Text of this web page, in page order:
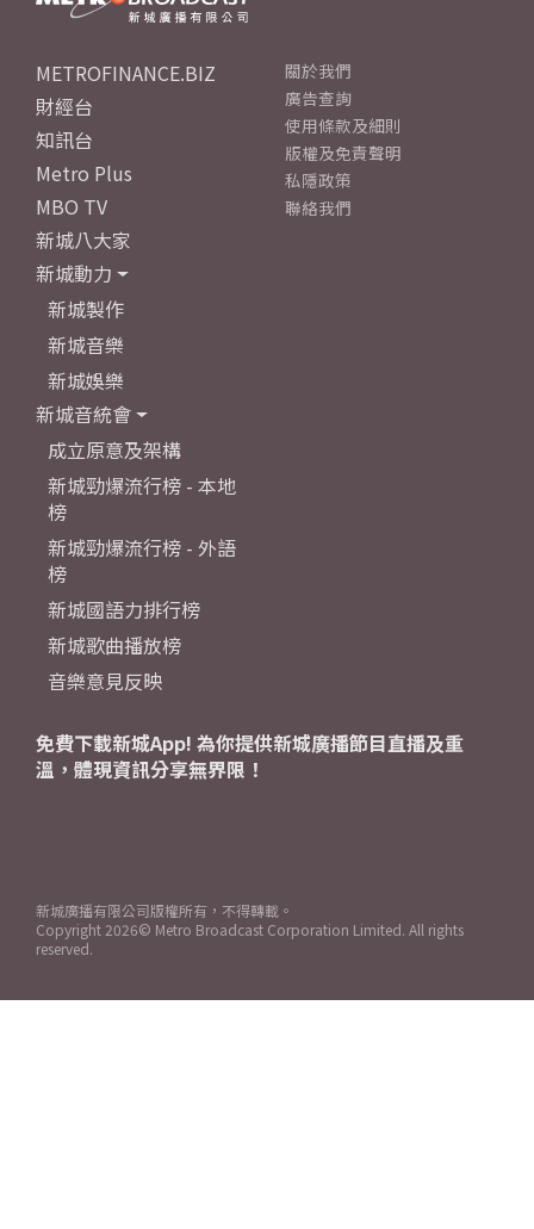
METROFINANCE.BIZ
財經台
知訊台
Metro Plus
MBO TV
新城八大家
新城動力
新城製作
新城音樂
新城娛樂
新城音統會
成立原意及架構
新城勁爆流行榜 - 本地
榜
新城勁爆流行榜 - 外語
榜
新城國語力排行榜
新城歌曲播放榜
音樂意見反映
關於我們
廣告查詢
使用條款及細則
版權及免責聲明
私隱政策
聯絡我們
免費下載新城App! 為你提供新城廣播節目直播及重
溫，體現資訊分享無界限！
新城廣播有限公司版權所有，不得轉載。
Copyright 2026© Metro Broadcast Corporation Limited. All rights
reserved.